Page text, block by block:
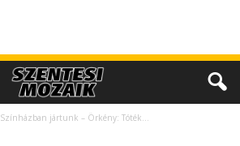
Színházban jártunk – Örkény: Tóték…